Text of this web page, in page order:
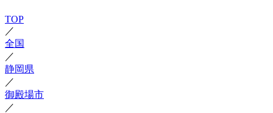
TOP
／
全国
／
静岡県
／
御殿場市
／